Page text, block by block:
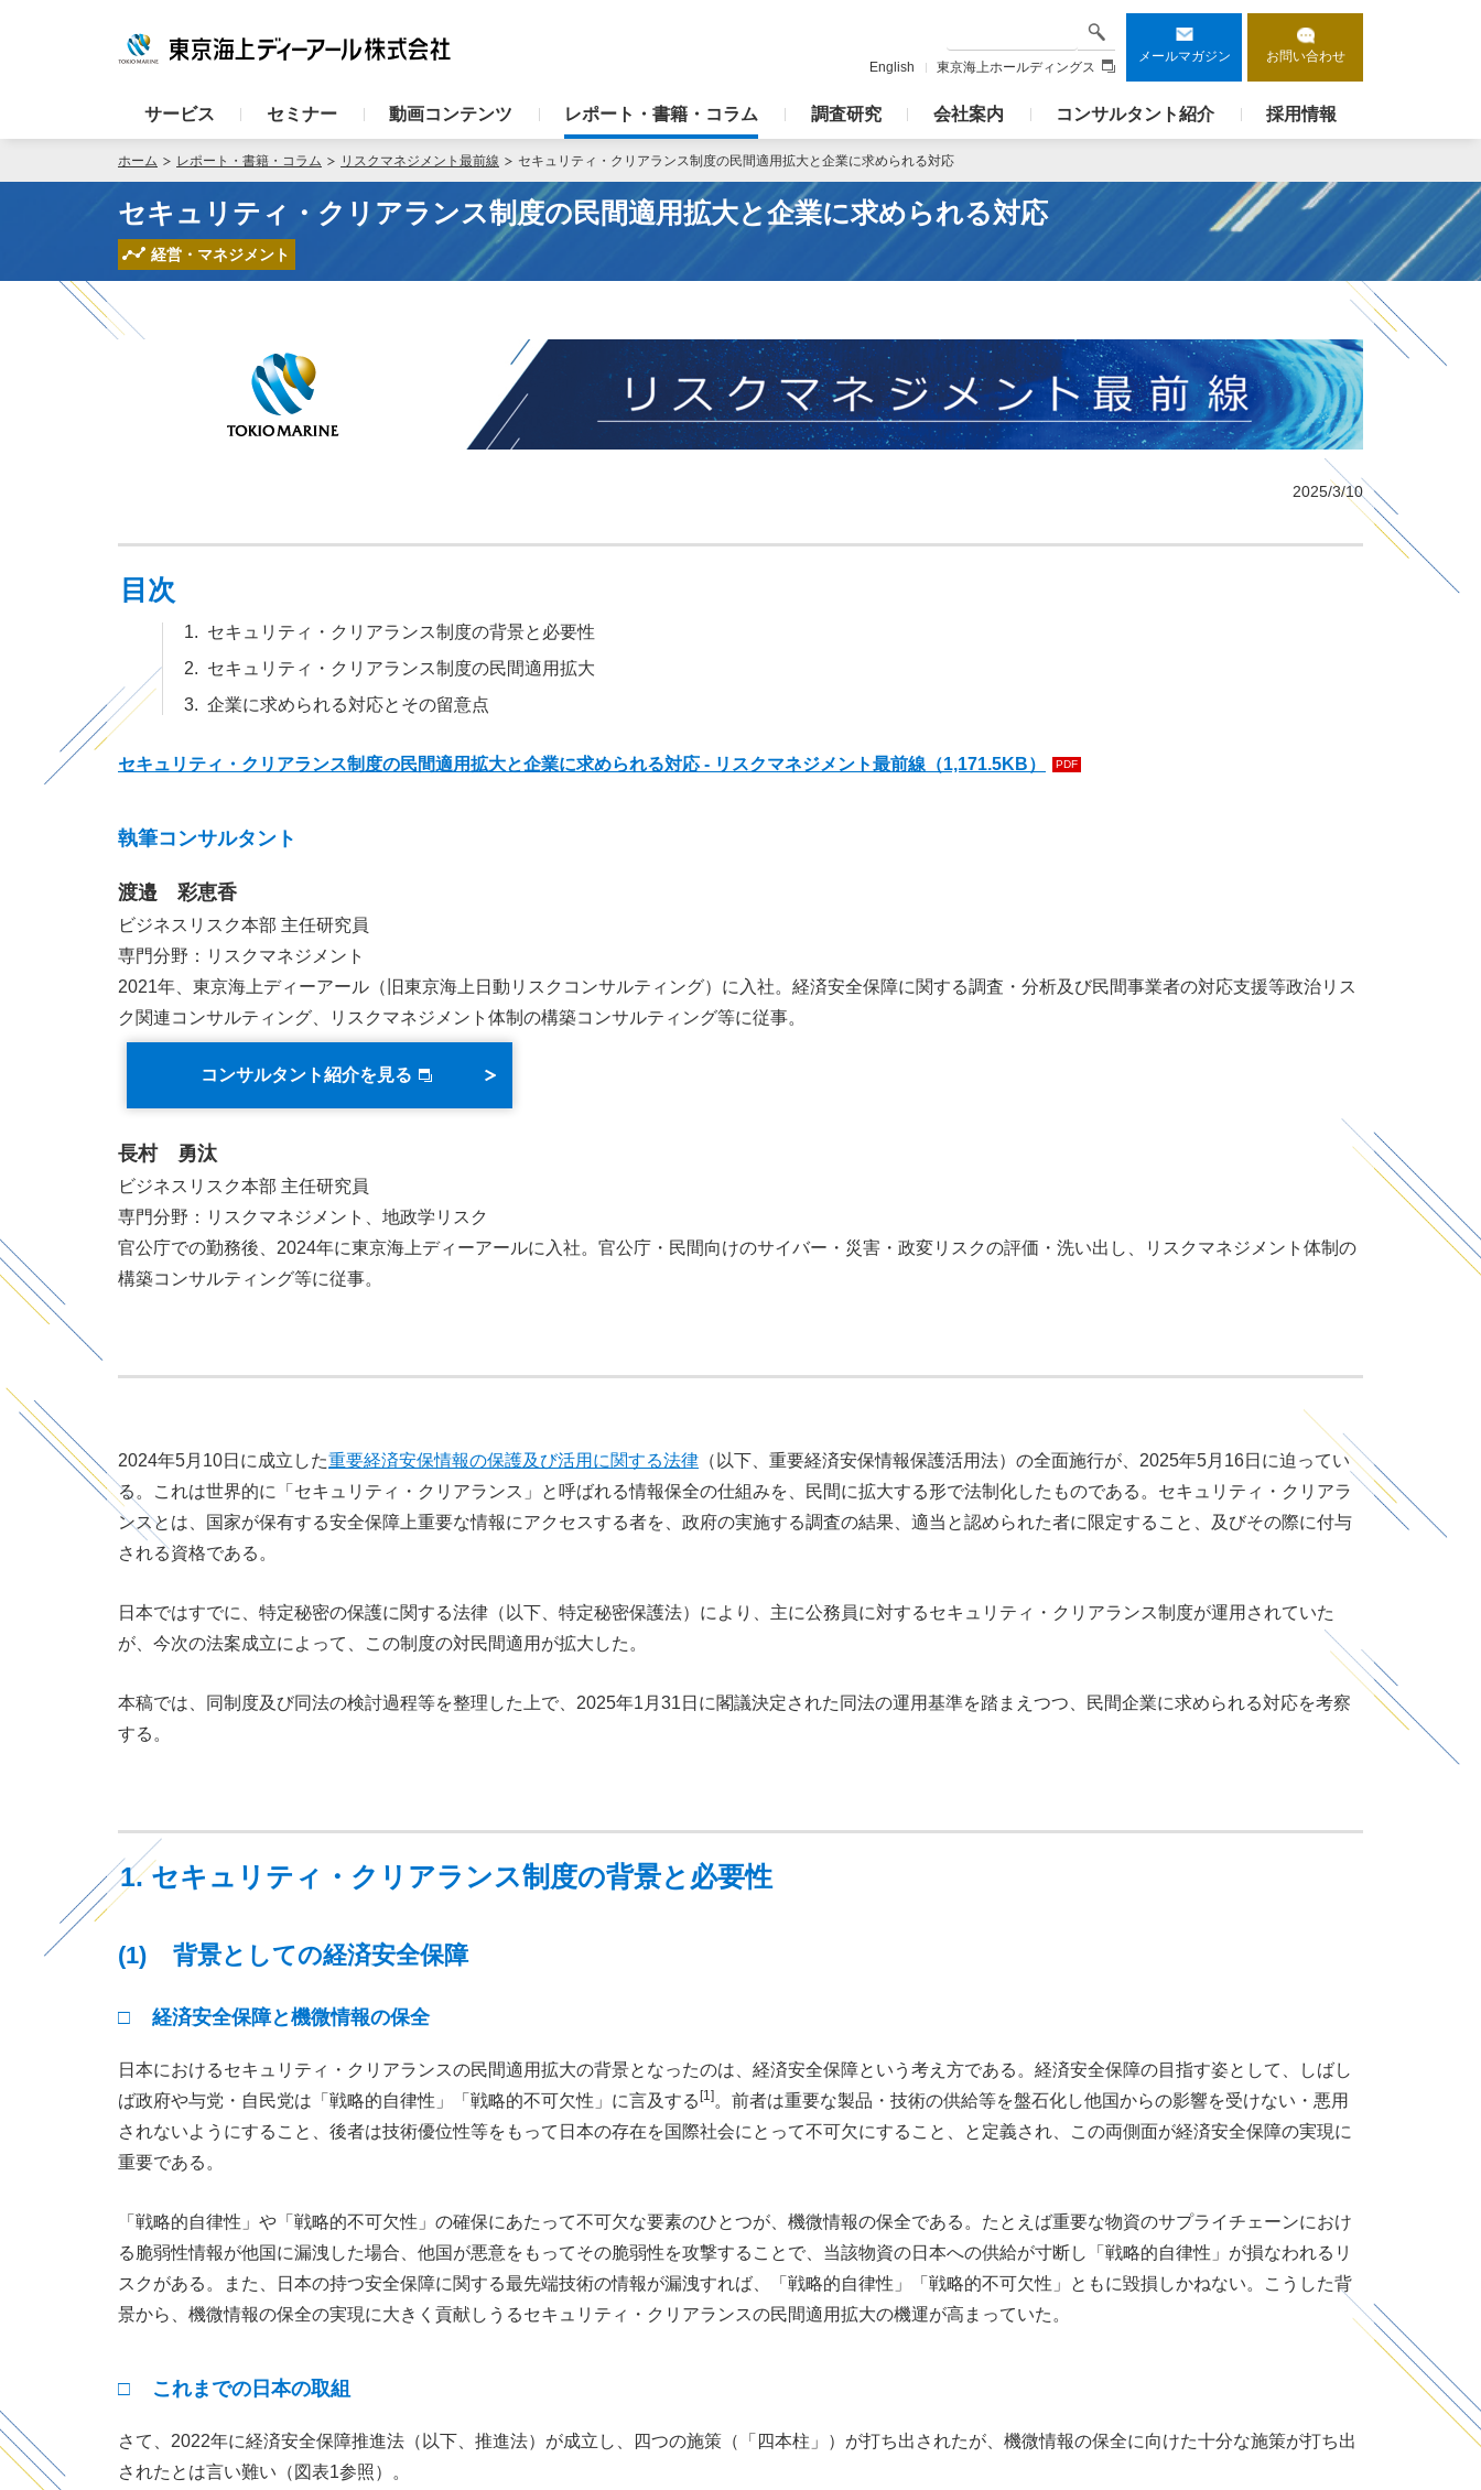
サービス セミナー 動画コンテンツ レポート・書籍・コラム 調査研究 会社案内 コンサルタント紹介 採用情報
メールマガジン お問い合わせ
検索
English 東京海上ホールディングス
ホーム レポート・書籍・コラム リスクマネジメント最前線 セキュリティ・クリアランス制度の民間適用拡大と企業に求められる対応
セキュリティ・クリアランス制度の民間適用拡大と企業に求められる対応
経営・マネジメント
2025/3/10
目次
セキュリティ・クリアランス制度の背景と必要性
セキュリティ・クリアランス制度の民間適用拡大
企業に求められる対応とその留意点
セキュリティ・クリアランス制度の民間適用拡大と企業に求められる対応 - リスクマネジメント最前線 （1,171.5KB） PDF
執筆コンサルタント
渡邉 彩恵香
ビジネスリスク本部 主任研究員
専門分野：リスクマネジメント
2021年、東京海上ディーアール（旧東京海上日動リスクコンサルティング）に入社。経済安全保障に関する調査・分析及び民間事業者の対応支援等政治リス
ク関連コンサルティング、リスクマネジメント体制の構築コンサルティング等に従事。
コンサルタント紹介を見る
長村 勇汰
ビジネスリスク本部 主任研究員
専門分野：リスクマネジメント、地政学リスク
官公庁での勤務後、2024年に東京海上ディーアールに入社。官公庁・民間向けのサイバー・災害・政変リスクの評価・洗い出し、リスクマネジメント体制の
構築コンサルティング等に従事。
2024年5月10日に成立した重要経済安保情報の保護及び活用に関する法律 （以下、重要経済安保情報保護活用法）の全面施行が、2025年5月16日に迫ってい
る。これは世界的に「セキュリティ・クリアランス」と呼ばれる情報保全の仕組みを、民間に拡大する形で法制化したものである。セキュリティ・クリアラ
ンスとは、国家が保有する安全保障上重要な情報にアクセスする者を、政府の実施する調査の結果、適当と認められた者に限定すること、及びその際に付与
される資格である。
日本ではすでに、特定秘密の保護に関する法律（以下、特定秘密保護法）により、主に公務員に対するセキュリティ・クリアランス制度が運用されていた
が、今次の法案成立によって、この制度の対民間適用が拡大した。
本稿では、同制度及び同法の検討過程等を整理した上で、2025年1月31日に閣議決定された同法の運用基準を踏まえつつ、民間企業に求められる対応を考察
する。
1. セキュリティ・クリアランス制度の背景と必要性
(1) 背景としての経済安全保障
□ 経済安全保障と機微情報の保全
日本におけるセキュリティ・クリアランスの民間適用拡大の背景となったのは、経済安全保障という考え方である。経済安全保障の目指す姿として、しばし
ば政府や与党・自民党は「戦略的自律性」「戦略的不可欠性」に言及する [1] 。前者は重要な製品・技術の供給等を盤石化し他国からの影響を受けない・悪用
されないようにすること、後者は技術優位性等をもって日本の存在を国際社会にとって不可欠にすること、と定義され、この両側面が経済安全保障の実現に
重要である。
「戦略的自律性」や「戦略的不可欠性」の確保にあたって不可欠な要素のひとつが、機微情報の保全である。たとえば重要な物資のサプライチェーンにおけ
る脆弱性情報が他国に漏洩した場合、他国が悪意をもってその脆弱性を攻撃することで、当該物資の日本への供給が寸断し「戦略的自律性」が損なわれるリ
スクがある。また、日本の持つ安全保障に関する最先端技術の情報が漏洩すれば、「戦略的自律性」「戦略的不可欠性」ともに毀損しかねない。こうした背
景から、機微情報の保全の実現に大きく貢献しうるセキュリティ・クリアランスの民間適用拡大の機運が高まっていた。
□ これまでの日本の取組
さて、2022年に経済安全保障推進法（以下、推進法）が成立し、四つの施策（「四本柱」）が打ち出されたが、機微情報の保全に向けた十分な施策が打ち出
されたとは言い難い（図表1参照）。